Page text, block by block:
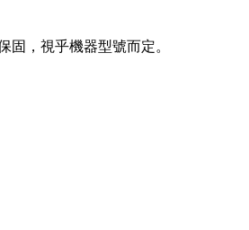
，視乎機器型號而定。